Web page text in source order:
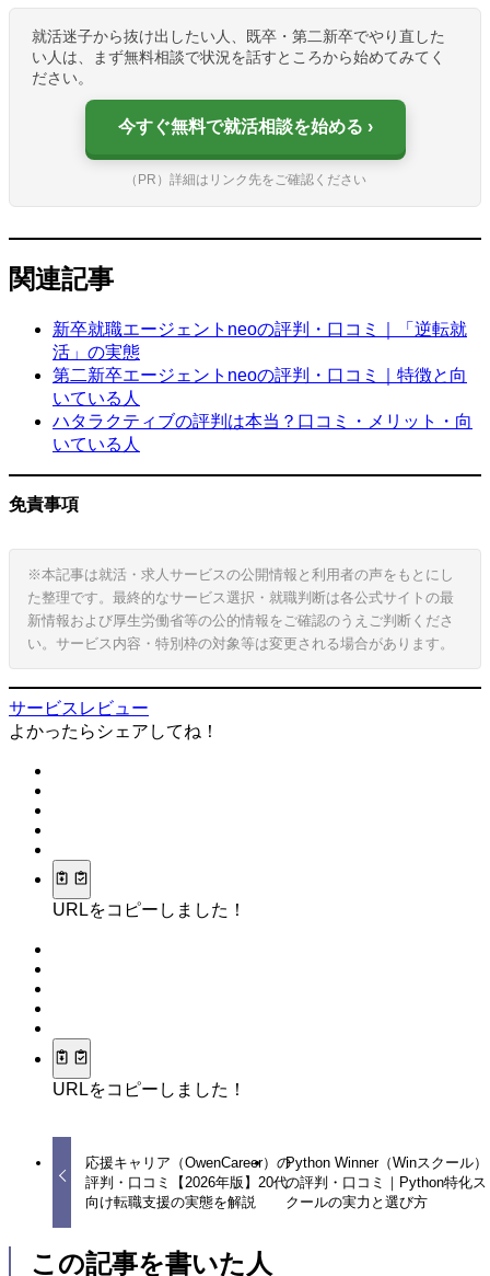
就活迷子から抜け出したい人、既卒・第二新卒でやり直した
い人は、まず無料相談で状況を話すところから始めてみてく
ださい。
今すぐ無料で就活相談を始める
（PR）詳細はリンク先をご確認ください
関連記事
新卒就職エージェントneoの評判・口コミ｜「逆転就
活」の実態
第二新卒エージェントneoの評判・口コミ｜特徴と向
いている人
ハタラクティブの評判は本当？口コミ・メリット・向
いている人
免責事項
※本記事は就活・求人サービスの公開情報と利用者の声をもとにし
た整理です。最終的なサービス選択・就職判断は各公式サイトの最
新情報および厚生労働省等の公的情報をご確認のうえご判断くださ
い。サービス内容・特別枠の対象等は変更される場合があります。
サービスレビュー
よかったらシェアしてね！
URLをコピーしました！
URLをコピーしました！
応援キャリア（OwenCareer）の
評判・口コミ【2026年版】20代
向け転職支援の実態を解説
Python Winner（Winスクール）
の評判・口コミ｜Python特化ス
クールの実力と選び方
この記事を書いた人